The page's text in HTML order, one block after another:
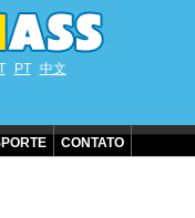
PT 中文
CONTATO